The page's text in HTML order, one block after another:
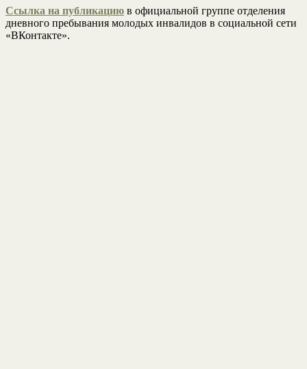
Ссылка на публикацию в официальной группе отделения
дневного пребывания молодых инвалидов в социальной сети
«ВКонтакте».